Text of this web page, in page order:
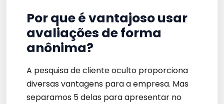
Por que é vantajoso usar
avaliações de forma
anônima?
A pesquisa de cliente oculto proporciona
diversas vantagens para a empresa. Mas
separamos 5 delas para apresentar no